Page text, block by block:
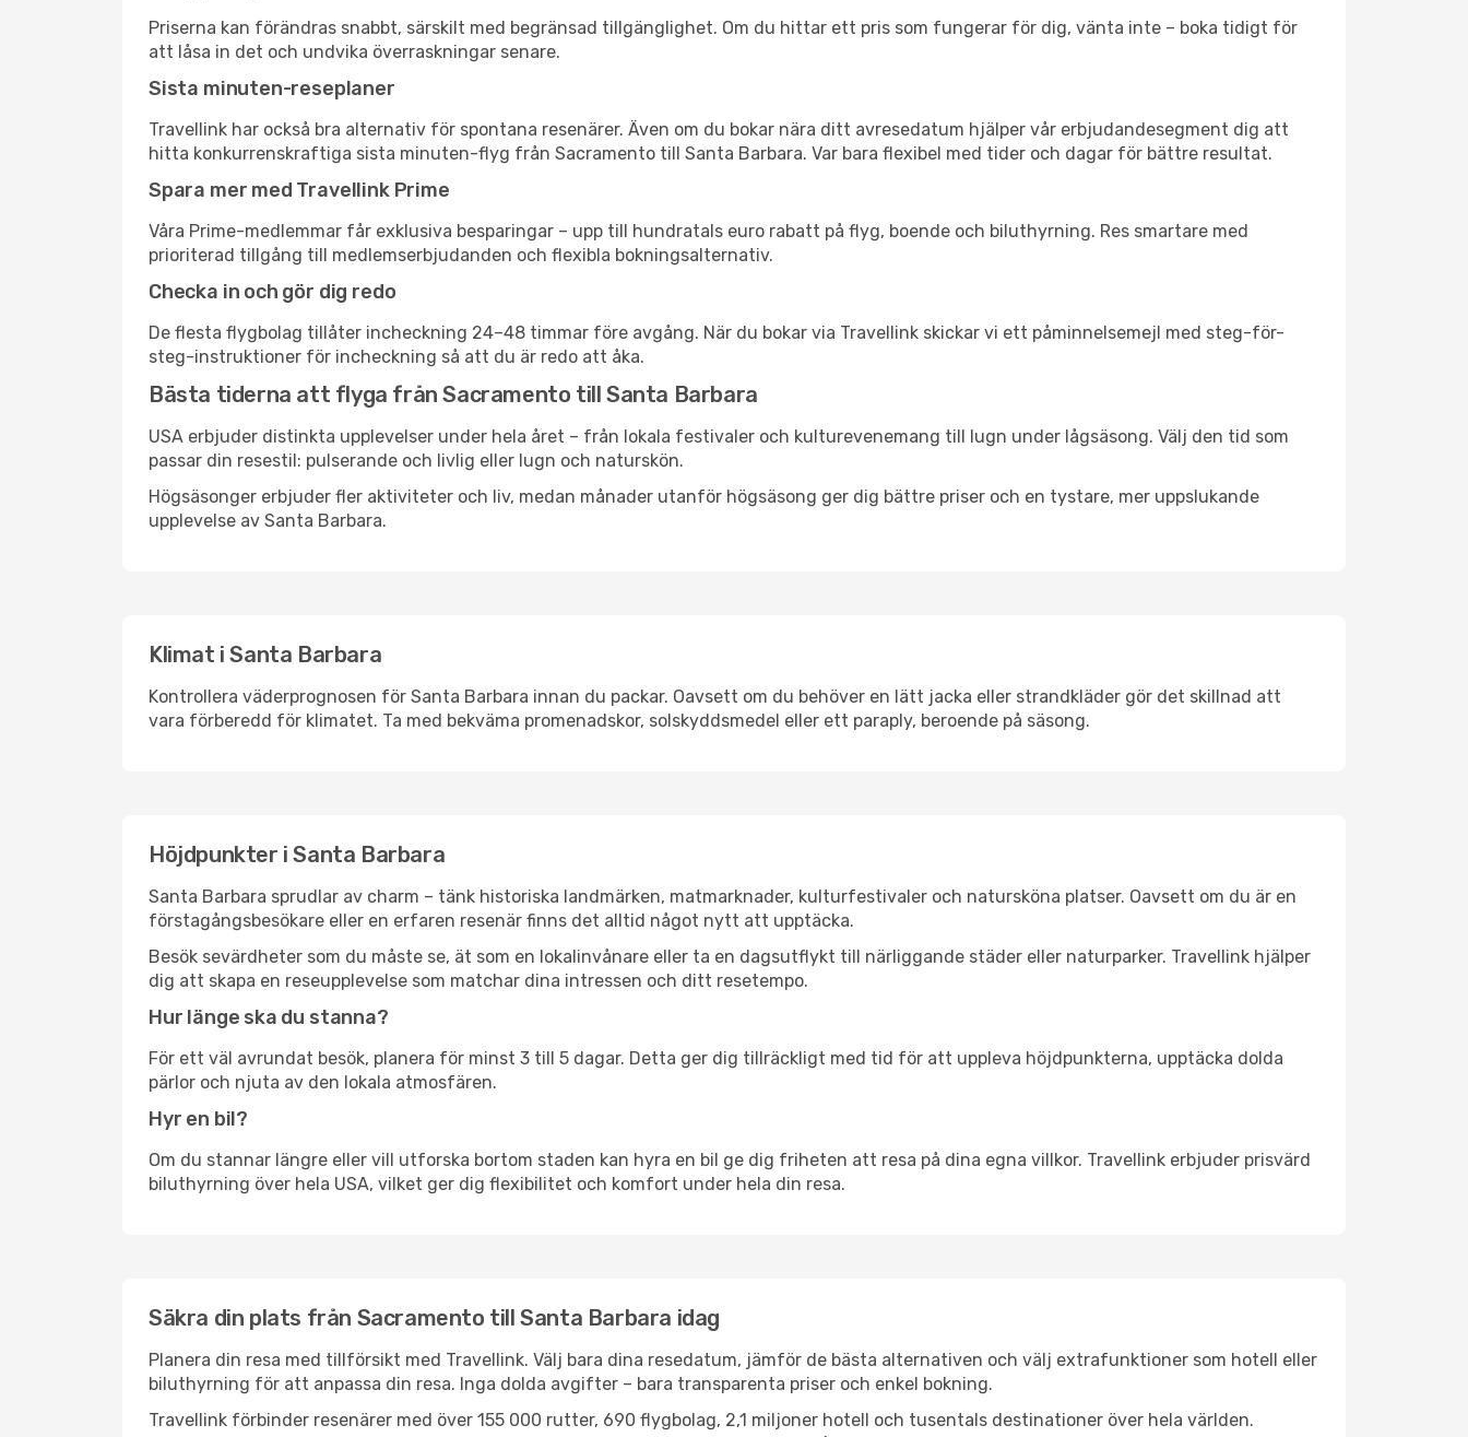
Priserna kan förändras snabbt, särskilt med begränsad tillgänglighet. Om du hittar ett pris som fungerar för dig, vänta inte – boka tidigt för
att låsa in det och undvika överraskningar senare.
Sista minuten-reseplaner
Travellink har också bra alternativ för spontana resenärer. Även om du bokar nära ditt avresedatum hjälper vår erbjudandesegment dig att
hitta konkurrenskraftiga sista minuten-flyg från Sacramento till Santa Barbara. Var bara flexibel med tider och dagar för bättre resultat.
Spara mer med Travellink Prime
Våra Prime-medlemmar får exklusiva besparingar – upp till hundratals euro rabatt på flyg, boende och biluthyrning. Res smartare med
prioriterad tillgång till medlemserbjudanden och flexibla bokningsalternativ.
Checka in och gör dig redo
De flesta flygbolag tillåter incheckning 24–48 timmar före avgång. När du bokar via Travellink skickar vi ett påminnelsemejl med steg-för-
steg-instruktioner för incheckning så att du är redo att åka.
Bästa tiderna att flyga från Sacramento till Santa Barbara
USA erbjuder distinkta upplevelser under hela året – från lokala festivaler och kulturevenemang till lugn under lågsäsong. Välj den tid som
passar din resestil: pulserande och livlig eller lugn och naturskön.
Högsäsonger erbjuder fler aktiviteter och liv, medan månader utanför högsäsong ger dig bättre priser och en tystare, mer uppslukande
upplevelse av Santa Barbara.
Klimat i Santa Barbara
Kontrollera väderprognosen för Santa Barbara innan du packar. Oavsett om du behöver en lätt jacka eller strandkläder gör det skillnad att
vara förberedd för klimatet. Ta med bekväma promenadskor, solskyddsmedel eller ett paraply, beroende på säsong.
Höjdpunkter i Santa Barbara
Santa Barbara sprudlar av charm – tänk historiska landmärken, matmarknader, kulturfestivaler och natursköna platser. Oavsett om du är en
förstagångsbesökare eller en erfaren resenär finns det alltid något nytt att upptäcka.
Besök sevärdheter som du måste se, ät som en lokalinvånare eller ta en dagsutflykt till närliggande städer eller naturparker. Travellink hjälper
dig att skapa en reseupplevelse som matchar dina intressen och ditt resetempo.
Hur länge ska du stanna?
För ett väl avrundat besök, planera för minst 3 till 5 dagar. Detta ger dig tillräckligt med tid för att uppleva höjdpunkterna, upptäcka dolda
pärlor och njuta av den lokala atmosfären.
Hyr en bil?
Om du stannar längre eller vill utforska bortom staden kan hyra en bil ge dig friheten att resa på dina egna villkor. Travellink erbjuder prisvärd
biluthyrning över hela USA, vilket ger dig flexibilitet och komfort under hela din resa.
Säkra din plats från Sacramento till Santa Barbara idag
Planera din resa med tillförsikt med Travellink. Välj bara dina resedatum, jämför de bästa alternativen och välj extrafunktioner som hotell eller
biluthyrning för att anpassa din resa. Inga dolda avgifter – bara transparenta priser och enkel bokning.
Travellink förbinder resenärer med över 155 000 rutter, 690 flygbolag, 2,1 miljoner hotell och tusentals destinationer över hela världen.